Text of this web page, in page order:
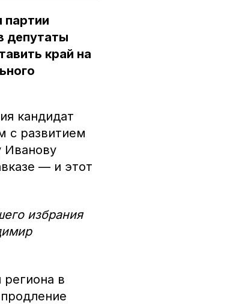
партии
депутаты
край на
кандидат
с развитием
Иванову
— и этот
избрания
региона в